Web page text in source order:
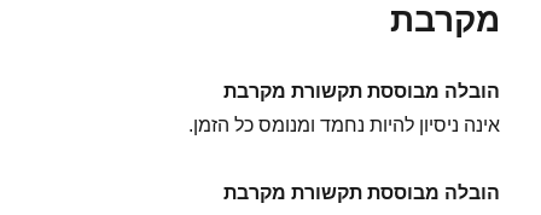
מקרבת
הובלה מבוססת תקשורת מקרבת
אינה ניסיון להיות נחמד ומנומס כל הזמן.
הובלה מבוססת תקשורת מקרבת